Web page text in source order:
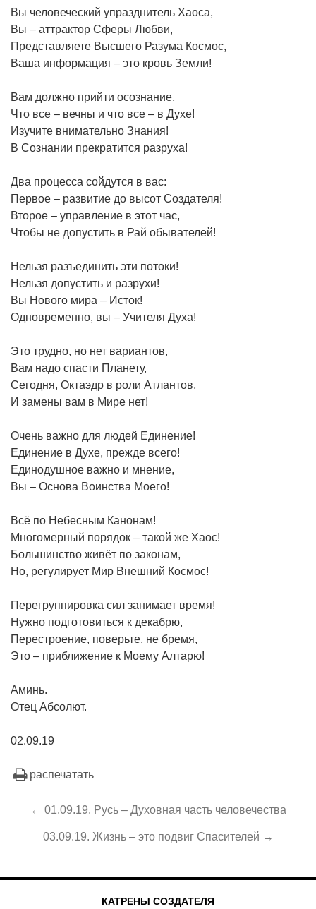
Вы человеческий упразднитель Хаоса,
Вы – аттрактор Сферы Любви,
Представляете Высшего Разума Космос,
Ваша информация – это кровь Земли!
Вам должно прийти осознание,
Что все – вечны и что все – в Духе!
Изучите внимательно Знания!
В Сознании прекратится разруха!
Два процесса сойдутся в вас:
Первое – развитие до высот Создателя!
Второе – управление в этот час,
Чтобы не допустить в Рай обывателей!
Нельзя разъединить эти потоки!
Нельзя допустить и разрухи!
Вы Нового мира – Исток!
Одновременно, вы – Учителя Духа!
Это трудно, но нет вариантов,
Вам надо спасти Планету,
Сегодня, Октаэдр в роли Атлантов,
И замены вам в Мире нет!
Очень важно для людей Единение!
Единение в Духе, прежде всего!
Единодушное важно и мнение,
Вы – Основа Воинства Моего!
Всё по Небесным Канонам!
Многомерный порядок – такой же Хаос!
Большинство живёт по законам,
Но, регулирует Мир Внешний Космос!
Перегруппировка сил занимает время!
Нужно подготовиться к декабрю,
Перестроение, поверьте, не бремя,
Это – приближение к Моему Алтарю!
Аминь.
Отец Абсолют.
02.09.19
распечатать
← 01.09.19. Русь – Духовная часть человечества
03.09.19. Жизнь – это подвиг Спасителей →
КАТРЕНЫ СОЗДАТЕЛЯ